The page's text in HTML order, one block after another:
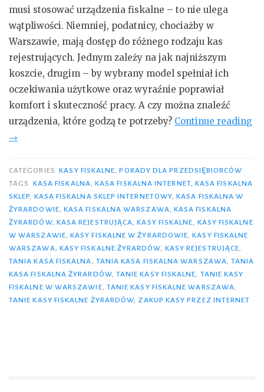
musi stosować urządzenia fiskalne – to nie ulega
wątpliwości. Niemniej, podatnicy, chociażby w
Warszawie, mają dostęp do różnego rodzaju kas
rejestrujących. Jednym zależy na jak najniższym
koszcie, drugim – by wybrany model spełniał ich
oczekiwania użytkowe oraz wyraźnie poprawiał
komfort i skuteczność pracy. A czy można znaleźć
urządzenia, które godzą te potrzeby? Continue reading
→
CATEGORIES KASY FISKALNE,PORADY DLA PRZEDSIĘBIORCÓW
TAGS
KASA FISKALNA, KASA FISKALNA INTERNET, KASA FISKALNA
SKLEP, KASA FISKALNA SKLEP INTERNETOWY,KASA FISKALNA W
ŻYRARDOWIE, KASA FISKALNA WARSZAWA, KASA FISKALNA
ŻYRARDÓW, KASA REJESTRUJĄCA,KASY FISKALNE, KASY FISKALNE
W WARSZAWIE,KASY FISKALNE W ŻYRARDOWIE,KASY FISKALNE
WARSZAWA, KASY FISKALNE ŻYRARDÓW, KASY REJESTRUJĄCE,
TANIA KASA FISKALNA, TANIA KASA FISKALNA WARSZAWA,TANIA
KASA FISKALNA ŻYRARDÓW, TANIE KASY FISKALNE, TANIE KASY
FISKALNE W WARSZAWIE, TANIE KASY FISKALNE WARSZAWA,
TANIE KASY FISKALNE ŻYRARDÓW, ZAKUP KASY PRZEZ INTERNET